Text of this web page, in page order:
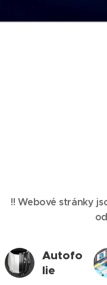
!! Webové stránky
Autofo
lie